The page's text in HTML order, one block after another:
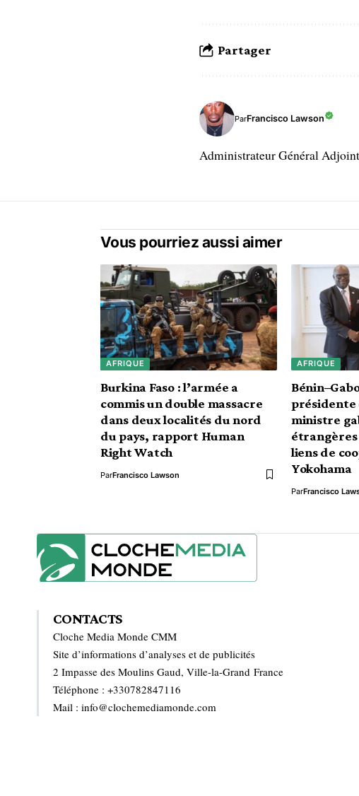
Partager
ParFrancisco Lawson
Administrateur Général
Vous pourriez aussi aimer
AFRIQUE
Burkina Faso : l’armée a
commis un double massacre
dans deux localités du nord
du pays, rapport Human
Right Watch
ParFrancisco Lawson
AFRIQUE
présidente
ministre
étrangères
liens de
Yokohama
ParFrancisco
CONTACTS
Cloche Media Monde CMM
Site d’informations d’analyses et de publicités
2 Impasse des Moulins Gaud, Ville-la-Grand France
Téléphone : +330782847116
Mail : info@clochemediamonde.com